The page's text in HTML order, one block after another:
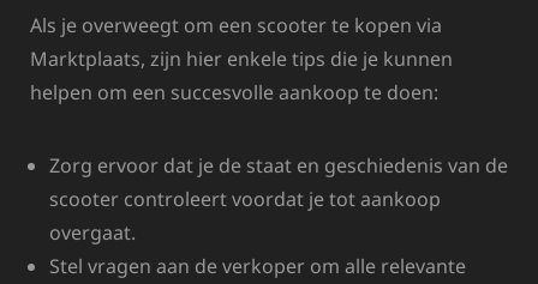
Als je overweegt om een scooter te kopen via
Marktplaats, zijn hier enkele tips die je kunnen
helpen om een succesvolle aankoop te doen:
Zorg ervoor dat je de staat en geschiedenis van de
scooter controleert voordat je tot aankoop
overgaat.
Stel vragen aan de verkoper om alle relevante